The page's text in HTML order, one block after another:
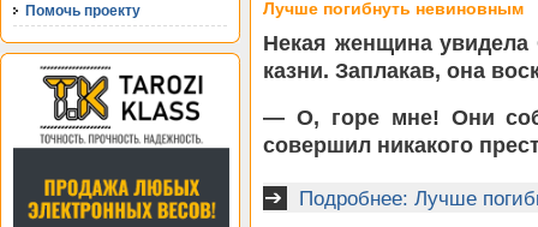
Помочь проекту
Лучше погибнуть невиновным
Некая женщина увидела
казни. Заплакав, она
— О, горе мне! Они
совершил никакого
Подробнее: Лучше